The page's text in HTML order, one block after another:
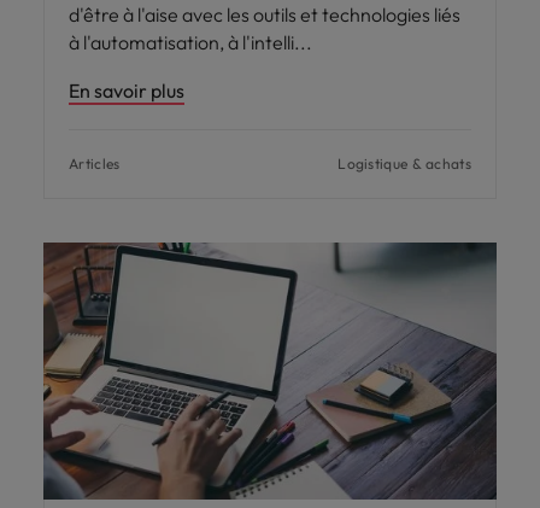
d'être à l'aise avec les outils et technologies liés
à l'automatisation, à l'intelli
En savoir plus
Articles Logistique & achats